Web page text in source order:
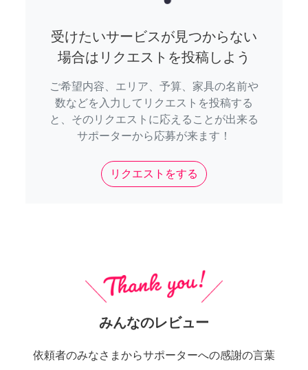
受けたいサービスが見つからない
場合はリクエストを投稿しよう
ご希望内容、エリア、予算、家具の名前や
数などを入力してリクエストを投稿する
と、そのリクエストに応えることが出来る
サポーターから応募が来ます！
リクエストをする
みんなのレビュー
依頼者のみなさまからサポーターへの感謝の言葉